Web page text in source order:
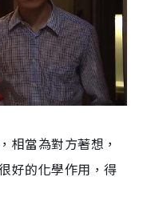
相當為對方著想，
好的化學作用，得